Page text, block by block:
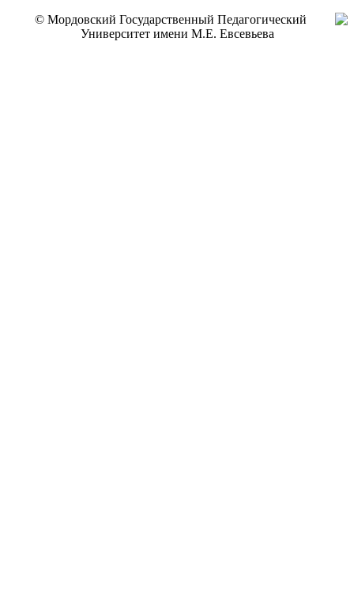
© Мордовский Государственный Педагогический
Университет имени М.Е. Евсевьева